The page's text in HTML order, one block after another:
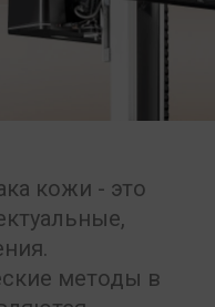
кожи - это
методы в